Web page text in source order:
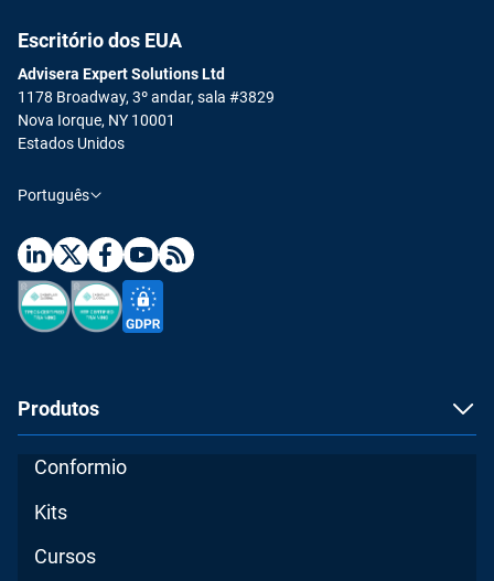
Escritório dos EUA
Advisera Expert Solutions Ltd
1178 Broadway, 3º andar, sala #3829
Nova Iorque, NY 10001
Estados Unidos
Português
Produtos
Conformio
Kits
Cursos